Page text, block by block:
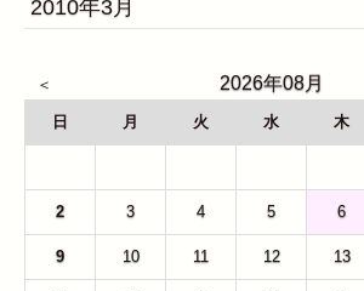
2010年3月
2026年08月
日 月 火 水 木
2 3 4 5 6
9 10 11 12 13